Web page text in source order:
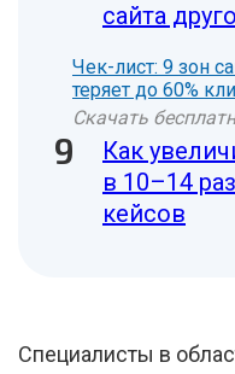
сайта
Чек-лист: 9 зон
теряет до 60%
Скачать
Как
в 10–14
кейсов
Специалисты в